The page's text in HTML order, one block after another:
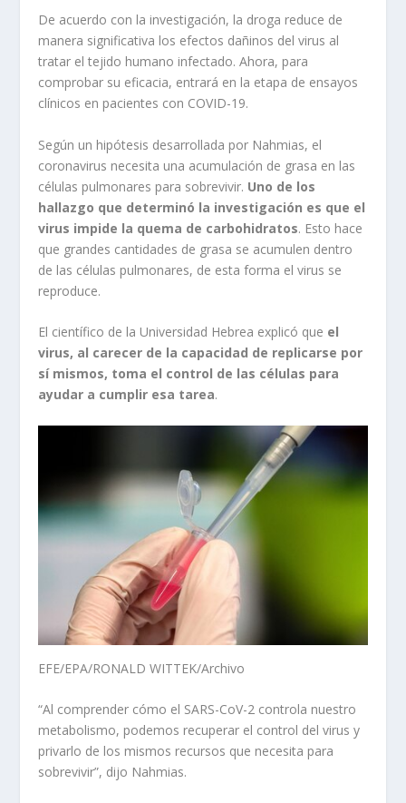
De acuerdo con la investigación, la droga reduce de
manera significativa los efectos dañinos del virus al
tratar el tejido humano infectado. Ahora, para
comprobar su eficacia, entrará en la etapa de ensayos
clínicos en pacientes con COVID-19.
Según un hipótesis desarrollada por Nahmias, el
coronavirus necesita una acumulación de grasa en las
células pulmonares para sobrevivir. Uno de los
hallazgo que determinó la investigación es que el
virus impide la quema de carbohidratos. Esto hace
que grandes cantidades de grasa se acumulen dentro
de las células pulmonares, de esta forma el virus se
reproduce.
El científico de la Universidad Hebrea explicó que el
virus, al carecer de la capacidad de replicarse por
sí mismos, toma el control de las células para
ayudar a cumplir esa tarea.
EFE/EPA/RONALD WITTEK/Archivo
“Al comprender cómo el SARS-CoV-2 controla nuestro
metabolismo, podemos recuperar el control del virus y
privarlo de los mismos recursos que necesita para
sobrevivir”, dijo Nahmias.